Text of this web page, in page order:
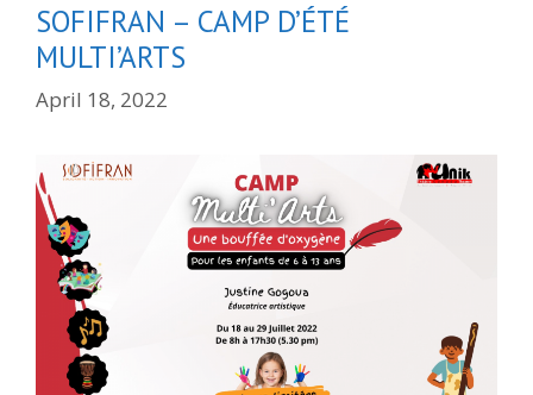
SOFIFRAN – CAMP D’ÉTÉ
MULTI’ARTS
April 18, 2022